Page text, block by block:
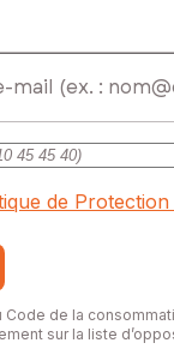
de
Code de la
sur la liste